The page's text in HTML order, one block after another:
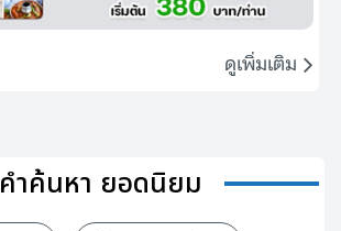
ดูเพิ่มเติม
คำค้นหา ยอดนิยม